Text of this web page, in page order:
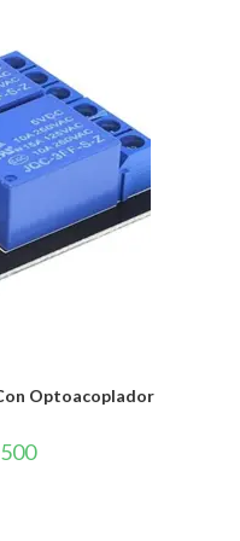
Optoacoplador
El
precio